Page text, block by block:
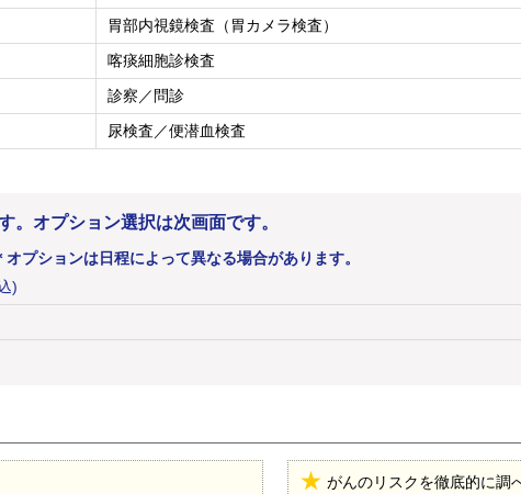
胃部内視鏡検査（胃カメラ検査）
喀痰細胞診検査
診察／問診
尿検査／便潜血検査
。オプション選択は次画面です。
オプションは日程によって異なる場合があります。
)
がんのリスクを徹底的に調